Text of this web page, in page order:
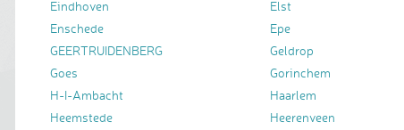
Eindhoven
Elst
Enschede
Epe
GEERTRUIDENBERG
Geldrop
Goes
Gorinchem
H-I-Ambacht
Haarlem
Heemstede
Heerenveen